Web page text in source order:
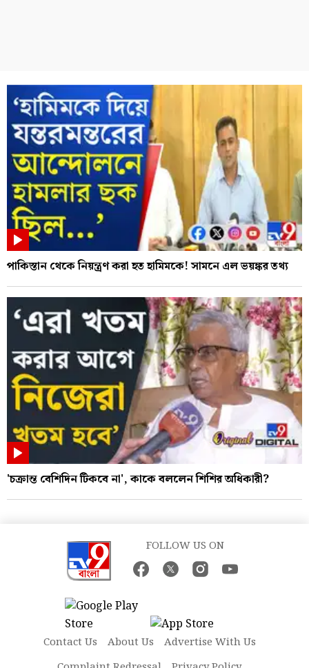
পাকিস্তান থেকে নিয়ন্ত্রণ করা হত হামিমকে! সামনে এল ভয়ঙ্কর তথ্য
'চক্রান্ত বেশিদিন টিকবে না', কাকে বললেন শিশির অধিকারী?
FOLLOW US ON
Contact Us About Us
Advertise With Us